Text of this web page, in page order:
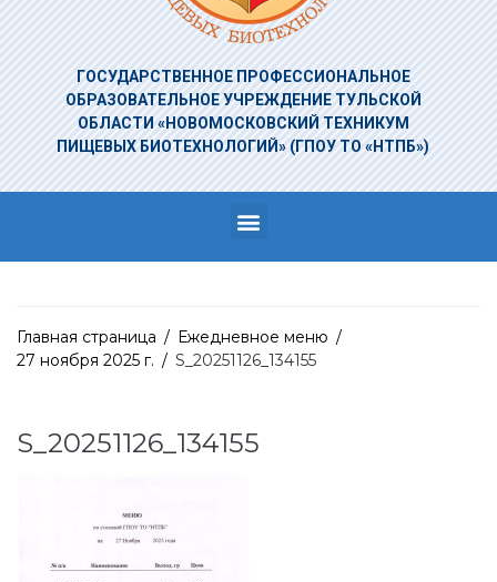
ГОСУДАРСТВЕННОЕ ПРОФЕССИОНАЛЬНОЕ
ОБРАЗОВАТЕЛЬНОЕ УЧРЕЖДЕНИЕТУЛЬСКОЙ
ОБЛАСТИ «НОВОМОСКОВСКИЙ ТЕХНИКУМ
ПИЩЕВЫХ БИОТЕХНОЛОГИЙ» (ГПОУ ТО «НТПБ»)
Главная страница / Ежедневное меню /
27 ноября 2025 г. / S_20251126_134155
S_20251126_134155